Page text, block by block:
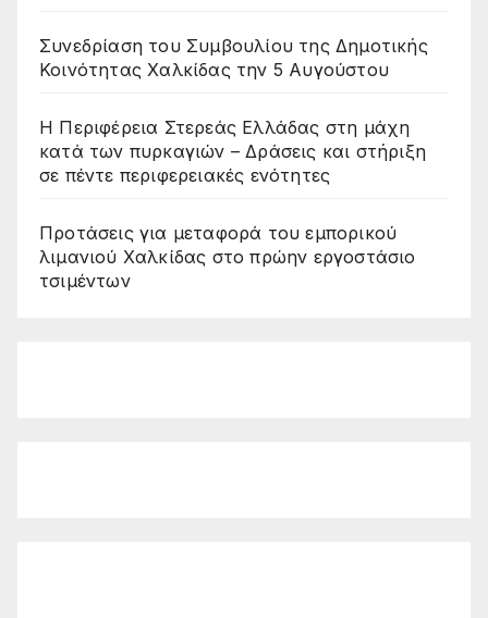
Συνεδρίαση του Συμβουλίου της Δημοτικής
Κοινότητας Χαλκίδας την 5 Αυγούστου
Η Περιφέρεια Στερεάς Ελλάδας στη μάχη
κατά των πυρκαγιών – Δράσεις και στήριξη
σε πέντε περιφερειακές ενότητες
Προτάσεις για μεταφορά του εμπορικού
λιμανιού Χαλκίδας στο πρώην εργοστάσιο
τσιμέντων